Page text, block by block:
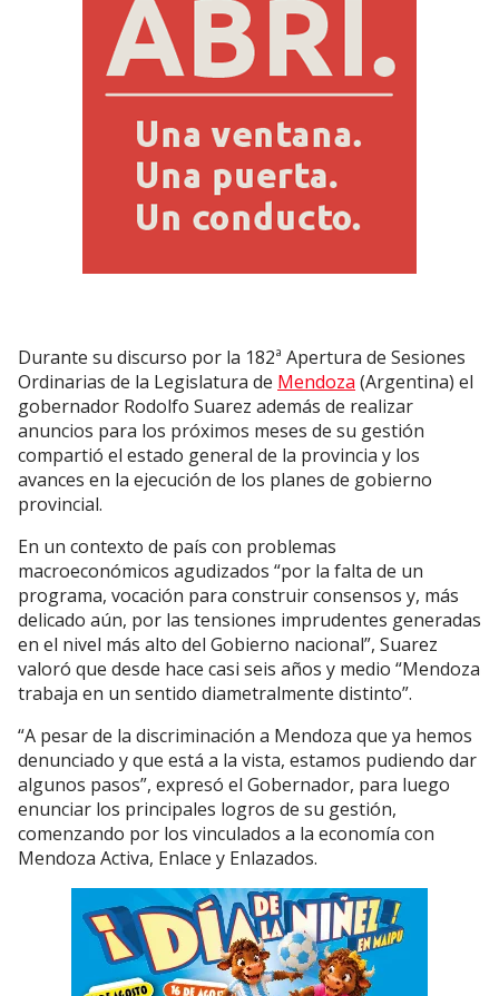
Durante su discurso por la 182ª Apertura de Sesiones
Ordinarias de la Legislatura de Mendoza (Argentina) el
gobernador Rodolfo Suarez además de realizar
anuncios para los próximos meses de su gestión
compartió el estado general de la provincia y los
avances en la ejecución de los planes de gobierno
provincial.
En un contexto de país con problemas
macroeconómicos agudizados “por la falta de un
programa, vocación para construir consensos y, más
delicado aún, por las tensiones imprudentes generadas
en el nivel más alto del Gobierno nacional”, Suarez
valoró que desde hace casi seis años y medio “Mendoza
trabaja en un sentido diametralmente distinto”.
“A pesar de la discriminación a Mendoza que ya hemos
denunciado y que está a la vista, estamos pudiendo dar
algunos pasos”, expresó el Gobernador, para luego
enunciar los principales logros de su gestión,
comenzando por los vinculados a la economía con
Mendoza Activa, Enlace y Enlazados.